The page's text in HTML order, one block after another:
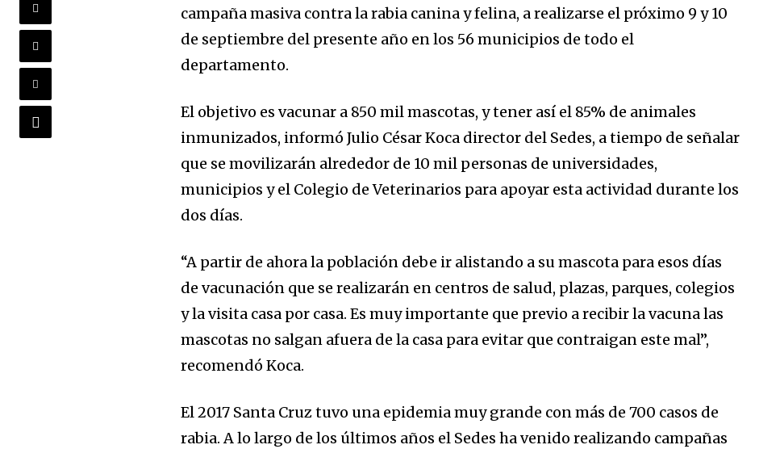
Join our community of
SUBSCRIBERS and be part
of the conversation.
won't spam your inbox. Your information is safe with us.
I've read and accept the
campaña masiva contra la rabia canina y felina, a realizarse el próximo 9 y 10
de septiembre del presente año en los 56 municipios de todo el
departamento.
El objetivo es vacunar a 850 mil mascotas, y tener así el 85% de animales
inmunizados, informó Julio César Koca director del Sedes, a tiempo de señalar
que se movilizarán alrededor de 10 mil personas de universidades,
municipios y el Colegio de Veterinarios para apoyar esta actividad durante los
dos días.
“A partir de ahora la población debe ir alistando a su mascota para esos días
de vacunación que se realizarán en centros de salud, plazas, parques, colegios
y la visita casa por casa. Es muy importante que previo a recibir la vacuna las
mascotas no salgan afuera de la casa para evitar que contraigan este mal”,
recomendó Koca.
El 2017 Santa Cruz tuvo una epidemia muy grande con más de 700 casos de
rabia. A lo largo de los últimos años el Sedes ha venido realizando campañas